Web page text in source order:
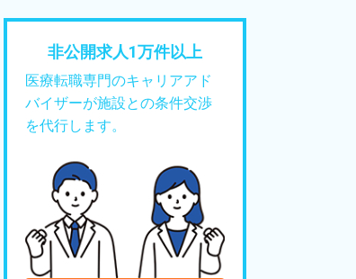
非公開求人1万件以上
医療転職専門のキャリアアド
バイザーが施設との条件交渉
を代行します。